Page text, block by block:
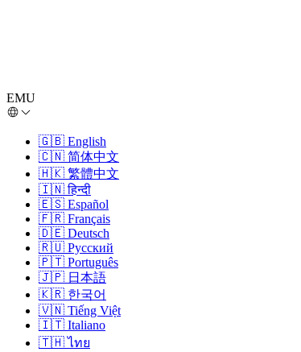
EMU
🇬🇧 English
🇨🇳 简体中文
🇭🇰 繁體中文
🇮🇳 हिन्दी
🇪🇸 Español
🇫🇷 Français
🇩🇪 Deutsch
🇷🇺 Русский
🇵🇹 Português
🇯🇵 日本語
🇰🇷 한국어
🇻🇳 Tiếng Việt
🇮🇹 Italiano
🇹🇭 ไทย